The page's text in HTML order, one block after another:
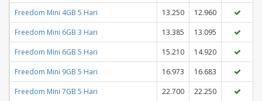
Freedom Mini 4GB 5 Hari
13.250
12.960
Freedom Mini 6GB 3 Hari
13.385
13.095
Freedom Mini 6GB 5 Hari
15.210
14.920
Freedom Mini 9GB 5 Hari
16.973
16.683
Freedom Mini 7GB 5 Hari
22.700
22.250